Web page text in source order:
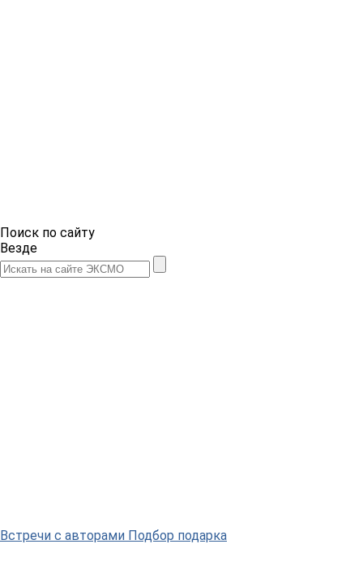
Поиск по сайту
Везде
Встречи с авторами Подбор подарка